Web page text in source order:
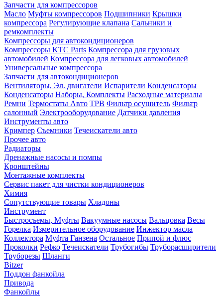
Запчасти для компрессоров
Масло Муфты компрессоров Подшипники Крышки
компрессора Регулирующие клапана Сальники и
ремкомплекты
Компрессоры для автокондиционеров
Компрессоры KTC Parts Компрессора для грузовых
автомобилей Компрессора для легковых автомобилей
Универсальные компрессора
Запчасти для автокондиционеров
Вентиляторы, Эл. двигатели Испарители Конденсаторы
Конденсаторы Наборы, Комплекты Расходные материалы
Ремни Термостаты Авто ТРВ Фильтр осушитель Фильтр
салонный Электрооборудование Датчики давления
Инструменты авто
Кримпер Съемники Течеискатели авто
Прочее авто
Радиаторы
Дренажные насосы и помпы
Кронштейны
Монтажные комплекты
Сервис пакет для чистки кондиционеров
Химия
Сопутствующие товары Хладоны
Инструмент
Быстросъемы, Муфты Вакуумные насосы Вальцовка Весы
Горелка Измерительное оборудование Инжектор масла
Коллектора Муфта Ганзена Остальное Припой и флюс
Проколки Рефко Течеискатели Трубогибы Труборасширители
Труборезы Шланги
Bitzer
Поддон фанкойла
Привода
Фанкойлы